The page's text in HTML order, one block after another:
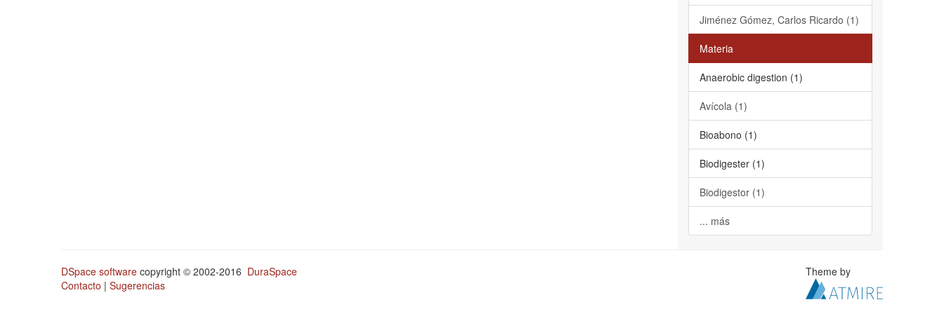
Jiménez Gómez, Carlos Ricardo (1)
Materia
Anaerobic digestion (1)
Avícola (1)
Bioabono (1)
Biodigester (1)
Biodigestor (1)
... más
DSpace software copyright © 2002-2016 DuraSpace
Contacto | Sugerencias
Theme by